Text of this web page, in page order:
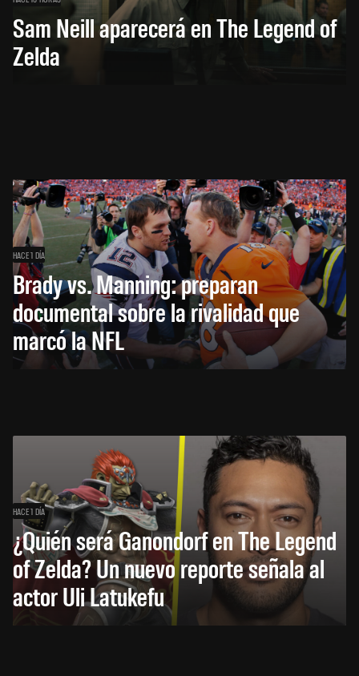
Sam Neill aparecerá en The Legend of
Zelda
HACE 1 DÍA
Brady vs. Manning: preparan
documental sobre la rivalidad que
marcó la NFL
HACE 1 DÍA
¿Quién será Ganondorf en The Legend
of Zelda? Un nuevo reporte señala al
actor Uli Latukefu